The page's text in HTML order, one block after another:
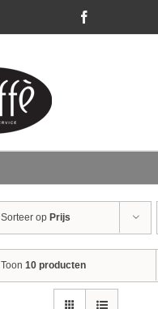
Sorteer op Prijs
Toon 10 producten